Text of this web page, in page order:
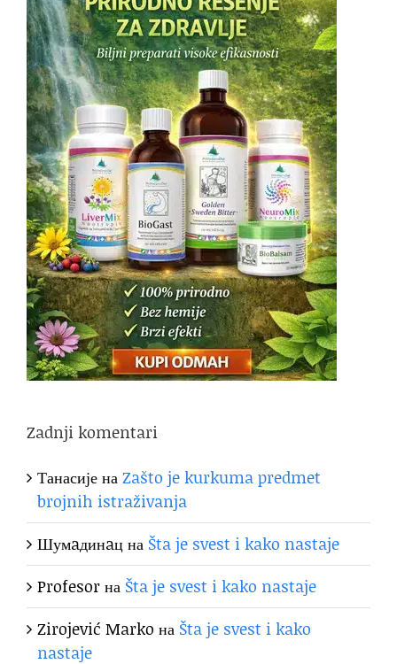
Zadnji komentari
ТанасијенаZašto je kurkuma predmet
brojnih istraživanja
Шумaдинaцна Šta je svest i kako nastaje
Profesorна Šta je svest i kako nastaje
Zirojević Marko на Šta je svest i kako
nastaje